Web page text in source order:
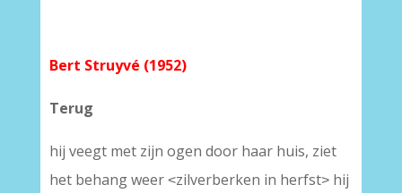
Bert Struyvé (1952)
Terug
hij veegt met zijn ogen door haar huis, ziet
het behang weer ˂zilverberken in herfst˃ hij